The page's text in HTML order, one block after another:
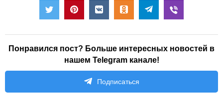
Понравился пост? Больше интересных новостей в
нашем Telegram канале!
Подписаться